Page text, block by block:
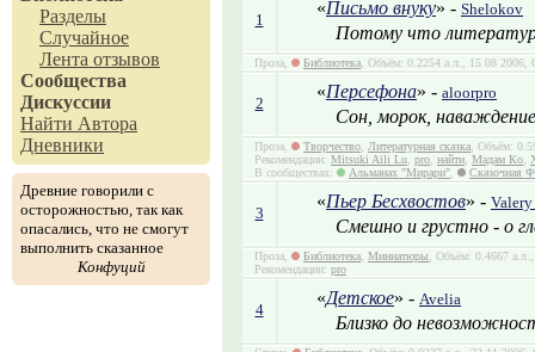
Разделы
Случайное
Лента отзывов
Сообщества
Дискуссии
Найти Автора
Дневники
Древние говорили с
осторожностью, так как
опасались, что не смогут
выполнить сказанное
Конфуций
1
«Письмо внуку» - Shelokov
Потому что
Проза, Библиотека , Объём: 0.2254 а.л., 15 08
2
«Персефона» - aloorpro
Сон, морок, наваждение
Проза, Творчество Литературная сказка , Объём:
Рекомендации: Mitsuki Aili Lu pro найти Мадам Ко
В сообществах:
Альманах "Мирари" Сказочная
3
«Пьер Бесхвостов» -
Смешно и грустно - о
Проза, Библиотека Миниатюры , Объём: 0.4667
Рекомендации: pro
4
«Детское» - Avelia
Близко до